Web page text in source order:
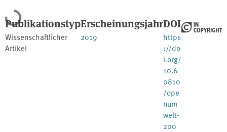
Lade...
Publikationstyp
Wissenschaftlicher
Artikel
Erscheinungsjahr
2019
DOI
https
://do
i.org/
10.6
0810
/ope
num
welt-
200